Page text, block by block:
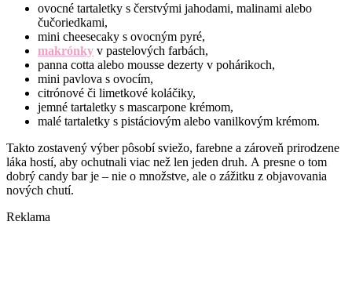
ovocné tartaletky s čerstvými jahodami, malinami alebo
čučoriedkami,
mini cheesecaky s ovocným pyré,
makrónky v pastelových farbách,
panna cotta alebo mousse dezerty v pohárikoch,
mini pavlova s ovocím,
citrónové či limetkové koláčiky,
jemné tartaletky s mascarpone krémom,
malé tartaletky s pistáciovým alebo vanilkovým krémom.
Takto zostavený výber pôsobí sviežo, farebne a zároveň prirodzene
láka hostí, aby ochutnali viac než len jeden druh. A presne o tom
dobrý candy bar je – nie o množstve, ale o zážitku z objavovania
nových chutí.
Reklama